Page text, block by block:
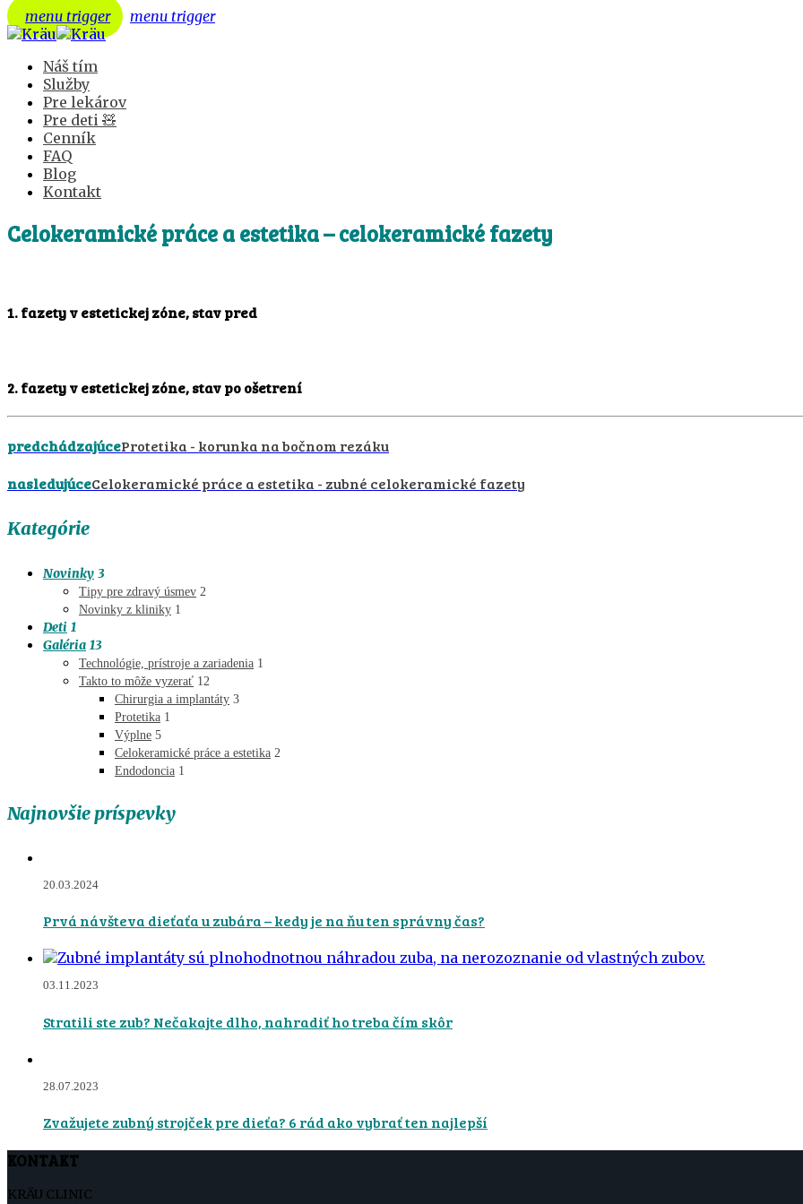
menu trigger menu trigger
Náš tím
Služby
Pre lekárov
Pre deti 🧸
Cenník
FAQ
Blog
Kontakt
Celokeramické práce a estetika – celokeramické fazety
1. fazety v estetickej zóne, stav pred
2. fazety v estetickej zóne, stav po ošetrení
predchádzajúceProtetika - korunka na bočnom rezáku
nasledujúceCelokeramické práce a estetika - zubné celokeramické fazety
Kategórie
Novinky 3
Tipy pre zdravý úsmev 2
Novinky z kliniky 1
Deti 1
Galéria 13
Technológie, prístroje a zariadenia 1
Takto to môže vyzerať 12
Chirurgia a implantáty 3
Protetika 1
Výplne 5
Celokeramické práce a estetika 2
Endodoncia 1
Najnovšie príspevky
20.03.2024
Prvá návšteva dieťaťa u zubára – kedy je na ňu ten správny čas?
03.11.2023
Stratili ste zub? Nečakajte dlho, nahradiť ho treba čím skôr
28.07.2023
Zvažujete zubný strojček pre dieťa? 6 rád ako vybrať ten najlepší
KONTAKT
KRÄU CLINIC